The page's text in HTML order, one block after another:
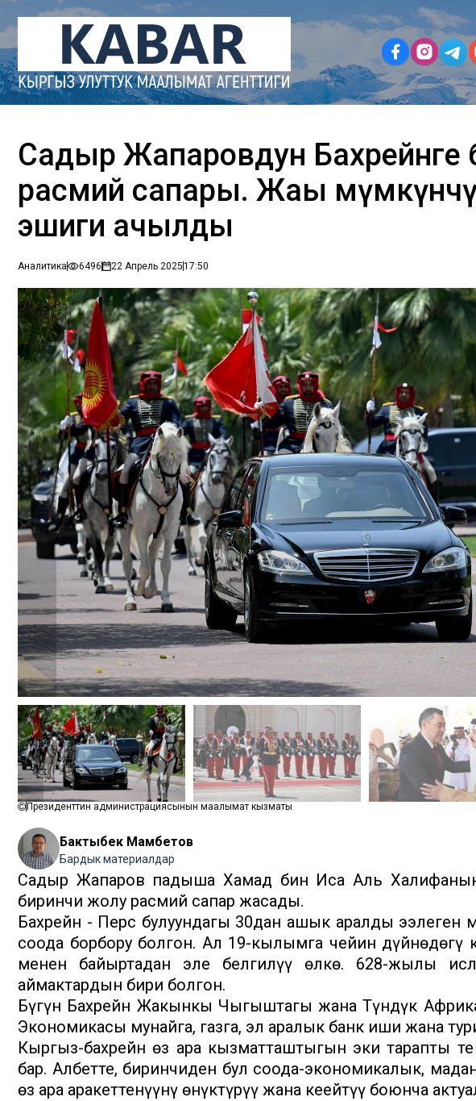
Садыр Жапаровдун Бахрейнге
расмий сапары. Жаңы
эшиги ачылды
Аналитика 6496 22 Апрель 202517:50
Президенттин администрациясынын маалымат кызматы
Бактыбек Мамбетов
Бардык материалдар
Садыр Жапаров падыша Хамад бин Иса Аль Халифанын
биринчи жолу расмий сапар жасады.
Бахрейн - Перс булуңундагы 30дан ашык аралды ээлеген
соода борбору болгон. Ал 19-кылымга чейин дүйнөдөгү
менен байыртадан эле белгилүү өлкө. 628-жылы
аймактардын бири болгон.
Бүгүн Бахрейн Жакынкы Чыгыштагы жана Түндүк
Экономикасы мунайга, газга, эл аралык банк иши жана
Кыргыз-бахрейн өз ара кызматташтыгын эки тарапты
бар. Албетте, биринчиден бул соода-экономикалык,
өз ара аракеттенүүнү өнүктүрүү жана кеңейтүү боюнча